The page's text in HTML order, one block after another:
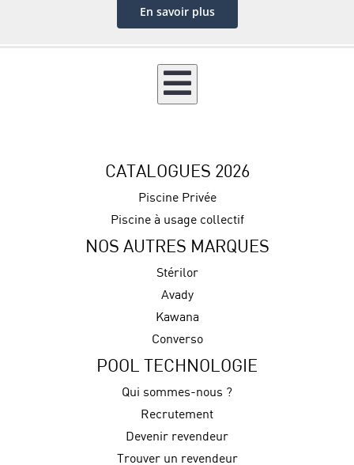
En savoir plus
CATALOGUES 2026
Piscine Privée
Piscine à usage collectif
NOS AUTRES MARQUES
Stérilor
Avady
Kawana
Converso
POOL TECHNOLOGIE
Qui sommes-nous ?
Recrutement
Devenir revendeur
Trouver un revendeur